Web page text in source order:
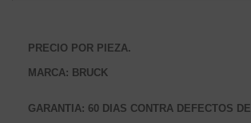
PRECIO POR PIEZA.
MARCA: BRUCK
GARANTIA: 60 DIAS CONTRA DEFECTOS